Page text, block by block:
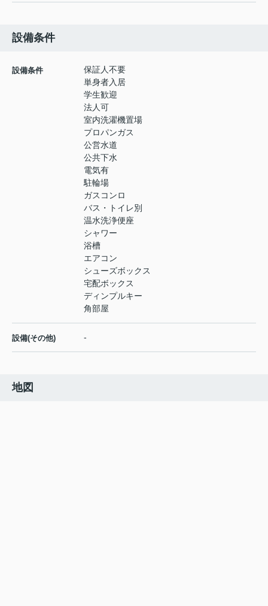
設備条件
設備条件
保証人不要
単身者入居
学生歓迎
法人可
室内洗濯機置場
プロパンガス
公営水道
公共下水
電気有
駐輪場
ガスコンロ
バス・トイレ別
温水洗浄便座
シャワー
浴槽
エアコン
シューズボックス
宅配ボックス
ディンプルキー
角部屋
設備(その他) -
地図